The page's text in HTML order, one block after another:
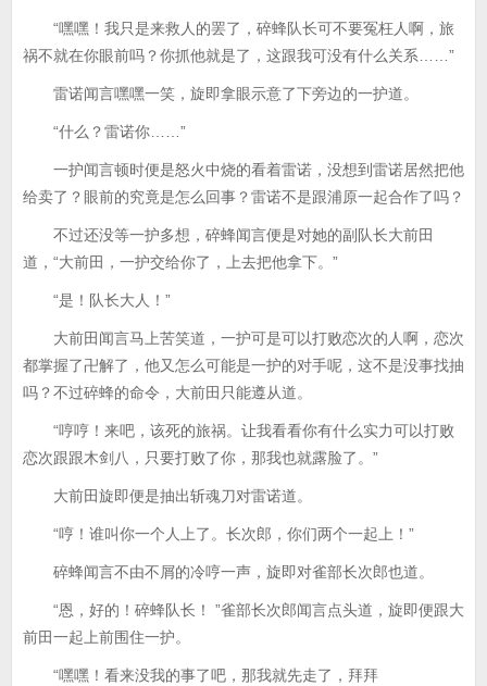
“嘿嘿！我只是来救人的罢了，碎蜂队长可不要冤枉人啊，旅
祸不就在你眼前吗？你抓他就是了，这跟我可没有什么关系……”
雷诺闻言嘿嘿一笑，旋即拿眼示意了下旁边的一护道。
“什么？雷诺你……”
一护闻言顿时便是怒火中烧的看着雷诺，没想到雷诺居然把他
给卖了？眼前的究竟是怎么回事？雷诺不是跟浦原一起合作了吗？
不过还没等一护多想，碎蜂闻言便是对她的副队长大前田
道，“大前田，一护交给你了，上去把他拿下。”
“是！队长大人！”
大前田闻言马上苦笑道，一护可是可以打败恋次的人啊，恋次
都掌握了卍解了，他又怎么可能是一护的对手呢，这不是没事找抽
吗？不过碎蜂的命令，大前田只能遵从道。
“哼哼！来吧，该死的旅祸。让我看看你有什么实力可以打败
恋次跟跟木剑八，只要打败了你，那我也就露脸了。”
大前田旋即便是抽出斩魂刀对雷诺道。
“哼！谁叫你一个人上了。长次郎，你们两个一起上！”
碎蜂闻言不由不屑的冷哼一声，旋即对雀部长次郎也道。
“恩，好的！碎蜂队长！ ”雀部长次郎闻言点头道，旋即便跟大
前田一起上前围住一护。
“嘿嘿！看来没我的事了吧，那我就先走了，拜拜